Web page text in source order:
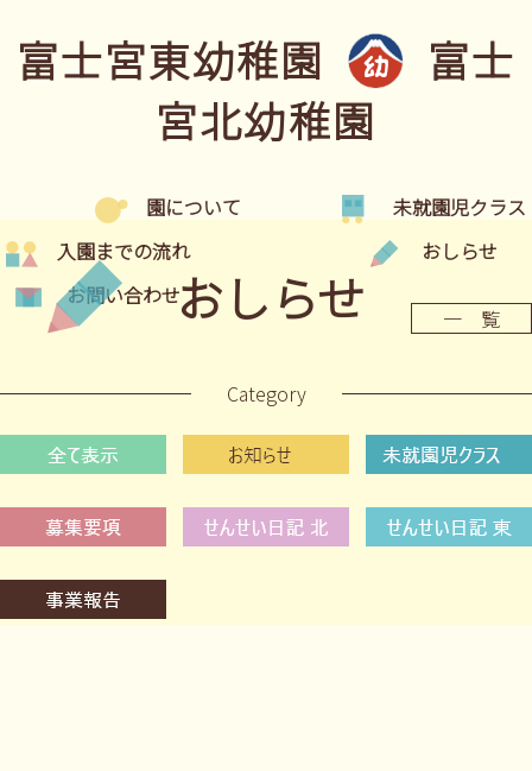
富士宮東幼稚園
富士
宮北幼稚園
園について
未就園児クラス
入園までの流れ
おしらせ
お問い合わせおしらせ 一 覧
Category